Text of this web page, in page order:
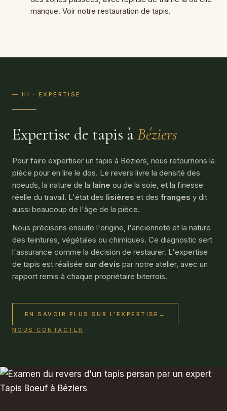
manque. Voir notre restauration de tapis.
— III · EXPERTISE
Expertise de tapis àBéziers
Pour faire expertiser un tapis à Béziers, nous retournons la
pièce pour en lire le dos. Le revers livre la densité des
noeuds, la nature de la laine ou de la soie, et la finesse
réelle du travail. L'état des lisières et des franges y dit
aussi beaucoup de l'âge de la pièce.
Nous précisons ensuite l'origine, l'ancienneté et la nature
des teintures, végétales ou chimiques. Ce diagnostic sert
l'assurance comme la décision de restaurer. L'expertise
de tapis est réalisée sur devis par notre atelier, avec un
rapport remis à chaque propriétaire biterrois.
EN SAVOIR PLUS SUR L'EXPERTISE →
NOUS CONTACTER